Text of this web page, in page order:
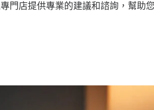
門店提供專業的建議和諮詢，幫助